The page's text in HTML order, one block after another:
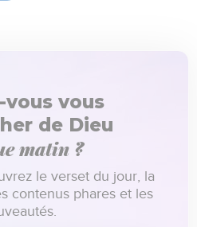
vous vous
de Dieu
matin ?
le verset du jour, la
contenus phares et les